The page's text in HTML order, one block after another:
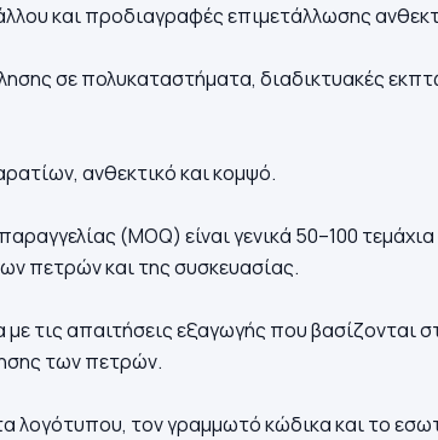
και προδιαγραφές επιμετάλλωσης
σε πολυκαταστήματα, διαδικτυακές
ανθεκτικό και κομψό.
(MOQ) είναι γενικά 50–100
πετρών και της συσκευασίας.
τις απαιτήσεις εξαγωγής που βασίζονται
των πετρών.
λογότυπου, τον γραμμωτό κώδικα και το